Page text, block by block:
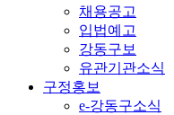
채용공고
입법예고
강동구보
유관기관소식
구정홍보
e-강동구소식